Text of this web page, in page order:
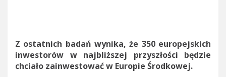
Z ostatnich badań wynika, że 350 europejskich
inwestorów w najbliższej przyszłości będzie
chciało zainwestować w Europie Środkowej.